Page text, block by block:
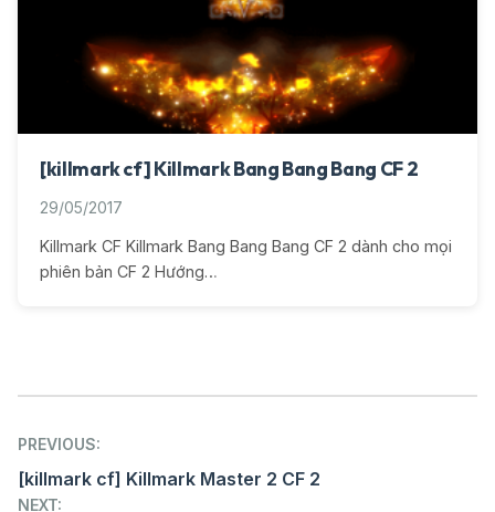
[killmark cf] Killmark Bang Bang Bang CF 2
29/05/2017
Killmark CF Killmark Bang Bang Bang CF 2 dành cho mọi
phiên bản CF 2 Hướng…
Post
navigation
PREVIOUS:
[killmark cf] Killmark Master 2 CF 2
NEXT: